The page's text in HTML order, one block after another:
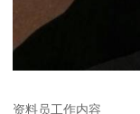
资料员工作内容